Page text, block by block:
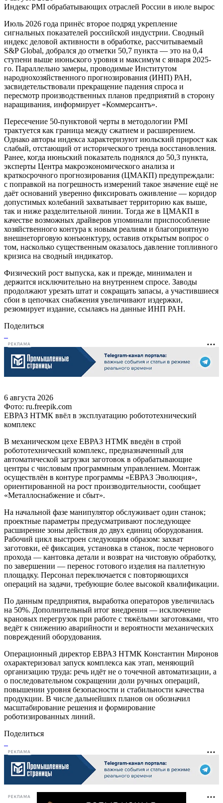
Индекс PMI обрабатывающих отраслей России в июле вырос
Июль 2026 года принёс второе подряд укрепление
сигнальных показателей российской индустрии. Сводный
индекс деловой активности в обработке, рассчитываемый
S&P Global, добрался до отметки 50,7 пункта — это на 0,4
ступени выше июньского уровня и максимум с января 2025-
го. Параллельно замеры, проводимые Институтом
народнохозяйственного прогнозирования (ИНП) РАН,
засвидетельствовали прекращение падения спроса и
пересмотр производственных планов предприятий в сторону
наращивания, информирует «Коммерсантъ».
Пересечение 50-пунктовой черты в методологии PMI
трактуется как граница между сжатием и расширением.
Однако авторы индекса характеризуют июльский прирост как
слабый, отстающий от исторического тренда восстановления.
Ранее, когда июньский показатель поднялся до 50,3 пункта,
эксперты Центра макроэкономического анализа и
краткосрочного прогнозирования (ЦМАКП) предупреждали:
с поправкой на погрешность измерений такое значение ещё не
даёт оснований уверенно фиксировать оживление — коридор
допустимых колебаний захватывает территорию как выше,
так и ниже разделительной линии. Тогда же в ЦМАКП в
качестве возможных драйверов упоминали приспособление
хозяйственного контура к новым реалиям и благоприятную
внешнеторговую конъюнктуру, оставив открытым вопрос о
том, насколько существенным оказалось давление топливного
кризиса на сводный индикатор.
Физический рост выпуска, как и прежде, минимален и
держится исключительно на внутреннем спросе. Заводы
продолжают урезать штат и сокращать запасы, а участившиеся
сбои в цепочках снабжения увеличивают издержки,
резюмирует издание, ссылаясь на данные ИНП РАН.
Поделиться
РЕКЛАМА
6 августа 2026
Фото: ru.freepik.com
ЕВРАЗ НТМК ввёл в эксплуатацию робототехнический
комплекс
В механическом цехе ЕВРАЗ НТМК введён в строй
робототехнический комплекс, предназначенный для
автоматической загрузки заготовок в обрабатывающие
центры с числовым программным управлением. Монтаж
осуществлён в контуре программы «ЕВРАЗ Эволюция»,
ориентированной на рост производительности, сообщает
«Металлоснабжение и сбыт».
На начальной фазе манипулятор обслуживает один станок;
проектные параметры предусматривают последующее
расширение зоны действия до двух единиц оборудования.
Рабочий цикл выстроен следующим образом: захват
заготовки, её фиксация, установка в станок, после чернового
прохода — кантовка детали и возврат на чистовую обработку,
по завершении — перенос готового изделия на паллетную
площадку. Персонал переключается с повторяющихся
операций на задачи, требующие более высокой квалификации.
По данным предприятия, выработка операторов увеличилась
на 50%. Дополнительный итог внедрения — исключение
крановых перегрузок при работе с тяжёлыми заготовками, что
ведёт к снижению аварийности и вероятности механических
повреждений оборудования.
Операционный директор ЕВРАЗ НТМК Константин Миронов
охарактеризовал запуск комплекса как этап, меняющий
организацию труда: речь идёт не о точечной автоматизации, а
о последовательном сокращении доли ручных операций,
повышении уровня безопасности и стабильности качества
продукции. В числе дальнейших планов он обозначил
масштабирование решения и формирование
роботизированных линий.
Поделиться
РЕКЛАМА
РЕКЛАМА